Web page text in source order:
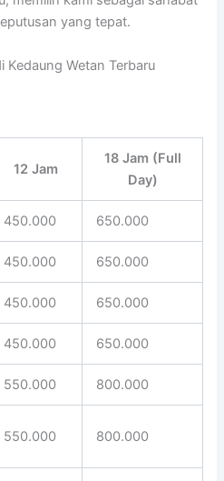
yang tepat.
Kedaung Wetan Terbaru
12 Jam
18 Jam (Full
Day)
450.000 650.000
450.000 650.000
450.000 650.000
450.000 650.000
550.000 800.000
550.000 800.000